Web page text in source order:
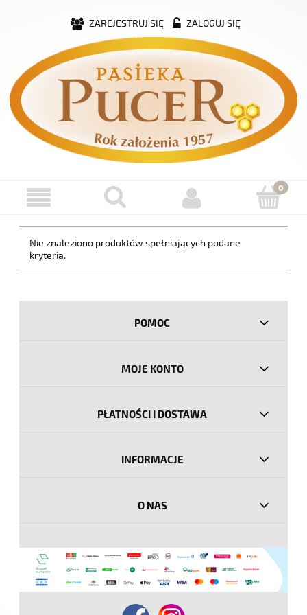
ZAREJESTRUJ SIĘ ZALOGUJ SIĘ
Nie znaleziono produktów spełniających podane
kryteria.
POMOC
MOJE KONTO
PŁATNOŚCI I DOSTAWA
INFORMACJE
O NAS